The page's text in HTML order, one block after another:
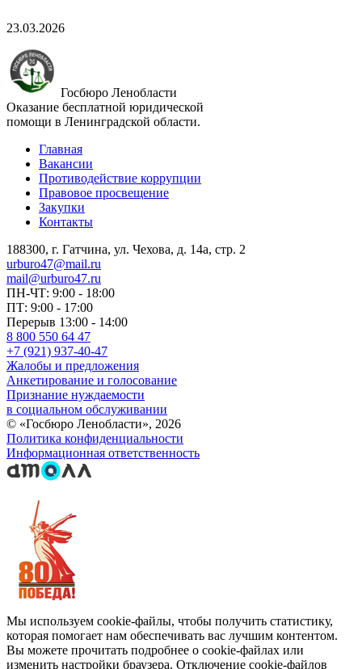
23.03.2026
Госбюро Ленобласти
Оказание бесплатной юридической
помощи в Ленинградской области.
Главная
Вакансии
Противодействие коррупции
Правовое просвещение
Закупки
Контакты
188300, г. Гатчина, ул. Чехова, д. 14а, стр. 2
urburo47@mail.ru
mail@urburo47.ru
ПН-ЧТ: 9:00 - 18:00
ПТ: 9:00 - 17:00
Перерыв 13:00 - 14:00
8 800 550 64 47
+7 (921) 937-40-47
Жалобы и предложения
Анкетирование и голосование
Признание нуждаемости
в социальном обслуживании
© «Госбюро Ленобласти», 2026
Политика конфиденциальности
Информационная ответственность
Мы используем cookie-файлы, чтобы получить статистику,
которая помогает нам обеспечивать вас лучшим контентом.
Вы можете прочитать подробнее о cookie-файлах или
изменить настройки браузера. Отключение cookie-файлов